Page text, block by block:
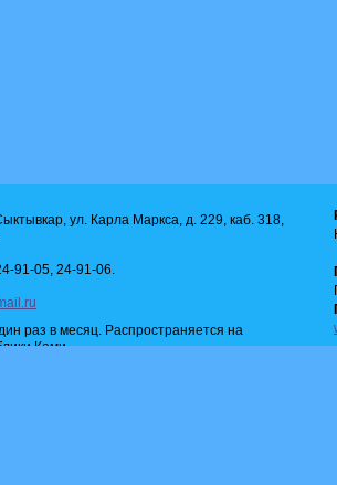
ул. Карла Маркса, д. 229, каб. 318,
91-05, 24-91-06.
раз в месяц. Распространяется на
Коми.